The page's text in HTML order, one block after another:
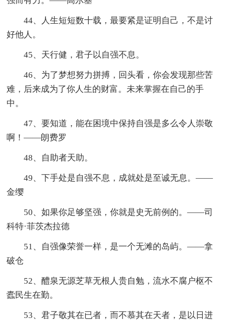
44、人生短短数十载，最要紧是证明自己，不是讨
好他人。
45、天行健，君子以自强不息。
46、为了梦想努力拼搏，回头看，你会发现那些苦
难，后来成为了你人生的财富。未来掌握在自己的手
中。
47、要知道，能在困境中保持自强是多么令人崇敬
啊！——朗费罗
48、自助者天助。
49、下手处是自强不息，成就处是至诚无息。——
金缨
50、如果你足够坚强，你就是史无前例的。——司
科特·菲茨杰拉德
51、自强像荣誉一样，是一个无滩的岛屿。——拿
破仓
52、醴泉无源芝草无根人贵自勉，流水不腐户枢不
蠹民生在勤。
53、君子敬其在已者，而不慕其在天者，是以日进